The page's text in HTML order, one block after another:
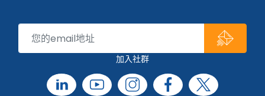
加入社群